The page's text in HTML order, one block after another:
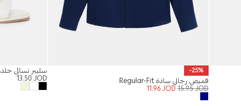
-25%
قميص رجالي سادة Regular-Fit
15.95JOD
11.96JOD
سليبر نسائي جلد
13.50JOD